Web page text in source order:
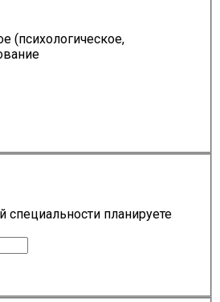
(психологическое,
специальности планируете